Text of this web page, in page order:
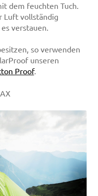
dem feuchten Tuch.
Luft vollständig
verstauen.
so verwenden
unseren
Proof.